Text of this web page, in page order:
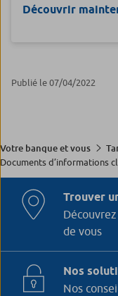
Découvrir
Publié le 07/04/2022
Votre banque et vous
Documents d’informations
Trouver
de vous
Nos
Nos